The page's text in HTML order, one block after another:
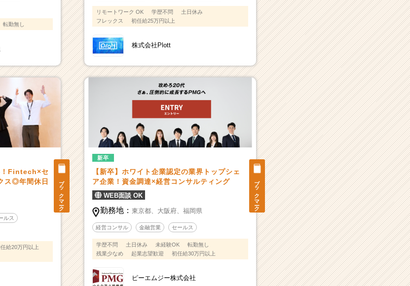
転勤無し
リモートワーク OK 学歴不問
土日休み
フレックス
初任給25万円以上
株式会社Plott
ブックマーク
！Fintech×セ
ス◎年間休日
ルス
給20万円以上
ブックマーク
新卒
【新卒】ホワイト企業認定の業界トップシェ
ア企業！資金調達×経営コンサルティング
WEB面談 OK
勤務地： 東京都、 大阪府、 福岡県
経営コンサル 金融営業 セールス
学歴不問 土日休み 未経験OK
転勤無し
残業少なめ
起業志望歓迎 初任給30万円以上
ピーエムジー株式会社